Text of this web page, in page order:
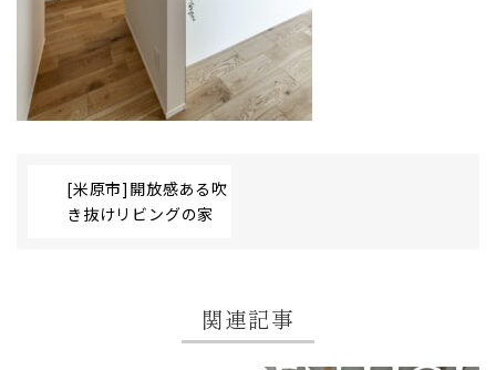
[米原市]開放感ある吹
き抜けリビングの家
関連記事